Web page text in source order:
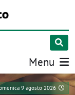
Menu
9 agosto 2026